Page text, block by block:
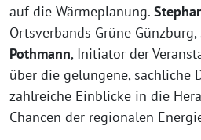
auf die Wärmeplanung.
Ortsverbands Grüne
Pothmann, Initiator der
über die gelungene, sachliche
zahlreiche Einblicke in die
Chancen der regionalen